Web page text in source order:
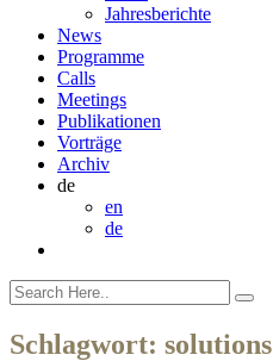
Jahresberichte
News
Programme
Calls
Meetings
Publikationen
Vorträge
Archiv
de
en
de
Schlagwort: solutions